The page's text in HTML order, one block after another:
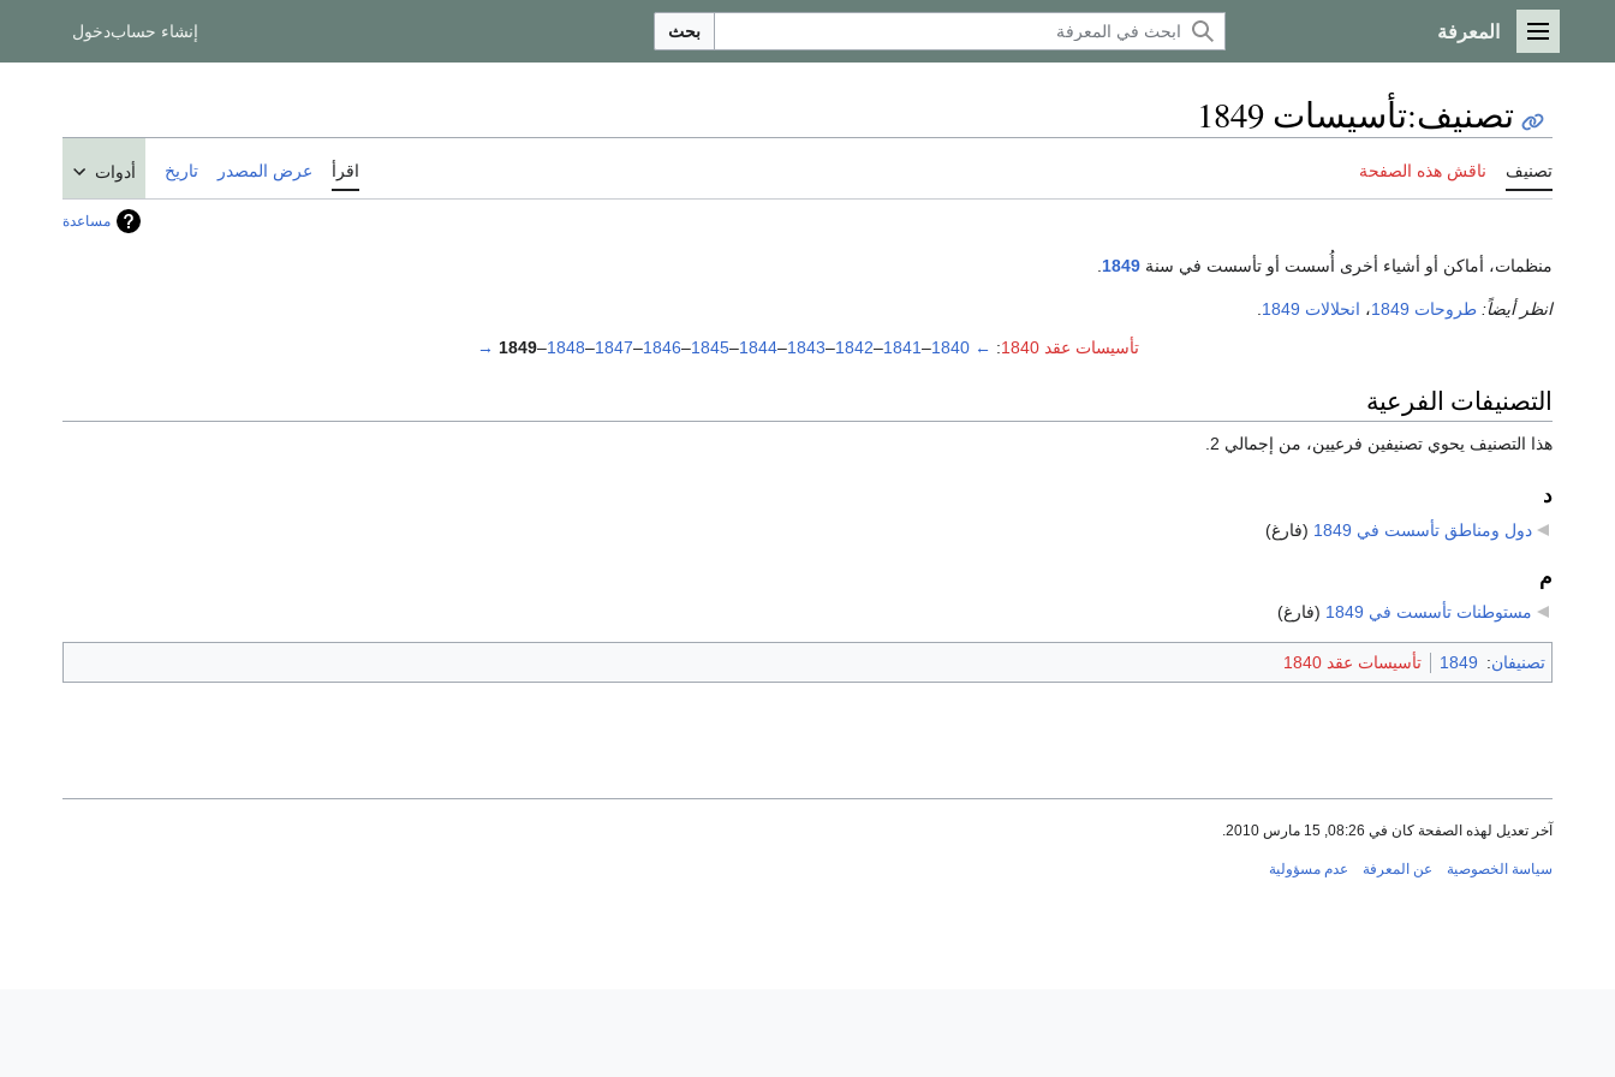
القائمة الرئيسية
المعرفة بحث إنشاء حسابدخول
تصنيف:تأسيسات 1849
تصنيف ناقش هذه الصفحة اقرأ عرض المصدر تاريخ أدوات
مساعدة
منظمات، أماكن أو أشياء أخرى أُسست أو تأسست في سنة 1849
انظر أيضاً: طروحات 1849 ، انحلالات 1849
تأسيسات عقد 1840
:
←
1840
–
1841
–
1842
–
1843
–
1844
–
1845
–
1846
–
1847
–
1848
–
1849
→
التصنيفات الفرعية
هذا التصنيف يحوي تصنيفين فرعيين، من إجمالي 2.
د
دول ومناطق تأسست في 1849 (فارغ)
م
مستوطنات تأسست في 1849 (فارغ)
تصنيفان:
1849 تأسيسات عقد 1840
آخر تعديل لهذه الصفحة كان في 08:26, 15 مارس 2010.
سياسة الخصوصية عن المعرفة عدم مسؤولية